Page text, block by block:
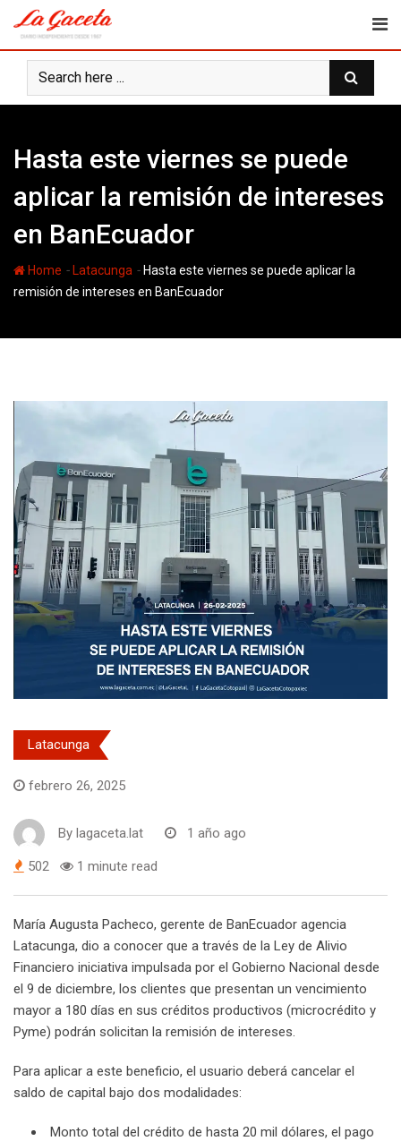
content
Hasta este viernes se puede
aplicar la remisión de intereses
en BanEcuador
Home - Latacunga - Hasta este viernes se puede aplicar la
remisión de intereses en BanEcuador
Latacunga
febrero 26, 2025
By lagaceta.lat 1 año ago
502 1 minute read
María Augusta Pacheco, gerente de BanEcuador agencia
Latacunga, dio a conocer que a través de la Ley de Alivio
Financiero iniciativa impulsada por el Gobierno Nacional desde
el 9 de diciembre, los clientes que presentan un vencimiento
mayor a 180 días en sus créditos productivos (microcrédito y
Pyme) podrán solicitan la remisión de intereses.
Para aplicar a este beneficio, el usuario deberá cancelar el
saldo de capital bajo dos modalidades:
Monto total del crédito de hasta 20 mil dólares, el pago